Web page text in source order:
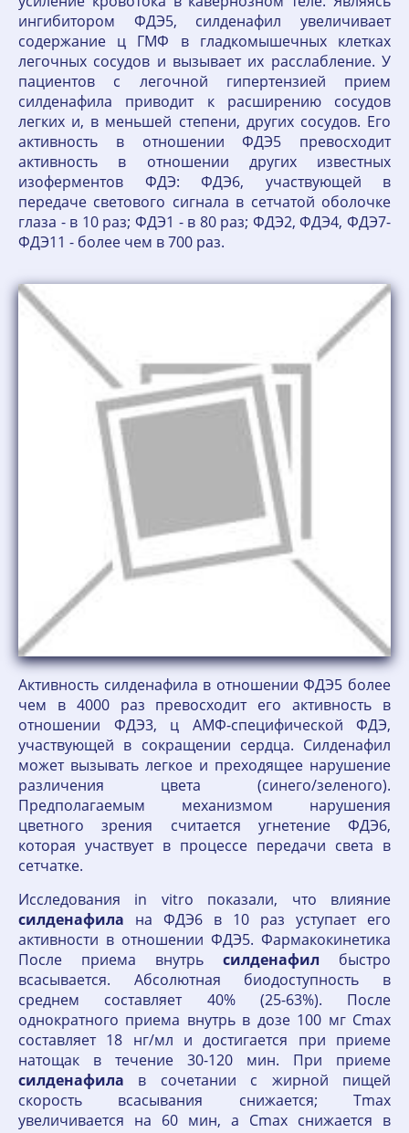
ингибитором ФДЭ5, силденафил увеличивает
содержание ц ГМФ в гладкомышечных клетках
легочных сосудов и вызывает их расслабление. У
пациентов с легочной гипертензией прием
силденафила приводит к расширению сосудов
легких и, в меньшей степени, других сосудов. Его
активность в отношении ФДЭ5 превосходит
активность в отношении других известных
изоферментов ФДЭ: ФДЭ6, участвующей в
передаче светового сигнала в сетчатой оболочке
глаза - в 10 раз; ФДЭ1 - в 80 раз; ФДЭ2, ФДЭ4, ФДЭ7-
ФДЭ11 - более чем в 700 раз.
Активность силденафила в отношении ФДЭ5 более
чем в 4000 раз превосходит его активность в
отношении ФДЭ3, ц АМФ-специфической ФДЭ,
участвующей в сокращении сердца. Силденафил
может вызывать легкое и преходящее нарушение
различения цвета (синего/зеленого).
Предполагаемым механизмом нарушения
цветного зрения считается угнетение ФДЭ6,
которая участвует в процессе передачи света в
сетчатке.
Исследования in vitro показали, что влияние
силденафила на ФДЭ6 в 10 раз уступает его
активности в отношении ФДЭ5. Фармакокинетика
После приема внутрь силденафил быстро
всасывается. Абсолютная биодоступность в
среднем составляет 40% (25-63%). После
однократного приема внутрь в дозе 100 мг Cmax
составляет 18 нг/мл и достигается при приеме
натощак в течение 30-120 мин. При приеме
силденафила в сочетании с жирной пищей
скорость всасывания снижается; Тmax
увеличивается на 60 мин, а Cmax снижается в